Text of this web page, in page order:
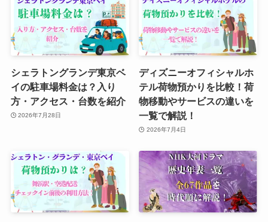
シェラトングランデ東京ベ
イの駐車場料金は？入り
方・アクセス・台数を紹介
2026年7月28日
ディズニーオフィシャルホ
テル荷物預かりを比較！荷
物移動やサービスの違いを
一覧で解説！
2026年7月4日